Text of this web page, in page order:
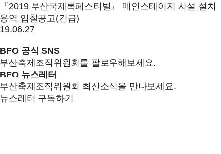
『2019 부산국제록페스티벌』 메인스테이지 시설 설치
용역 입찰공고(긴급)
19.06.27
BFO 공식 SNS
부산축제조직위원회를 팔로우해보세요.
BFO 뉴스레터
부산축제조직위원회 최신소식을 만나보세요.
뉴스레터 구독하기